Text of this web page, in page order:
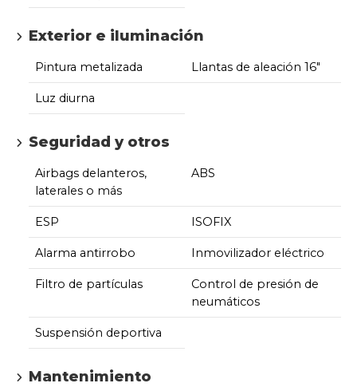
Exterior e iluminación
Pintura metalizada Llantas de aleación 16"
Luz diurna
Seguridad y otros
Airbags delanteros,
laterales o más
ABS
ESP ISOFIX
Alarma antirrobo Inmovilizador eléctrico
Filtro de partículas
Control de presión de
neumáticos
Suspensión deportiva
Mantenimiento